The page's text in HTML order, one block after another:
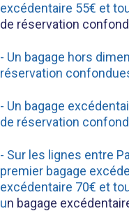
excédentaire 55€ et
de réservation
- Un bagage hors
réservation
- Un bagage
de réservation
- Sur les lignes entre
premier bagage
excédentaire 70€ et
un bagage